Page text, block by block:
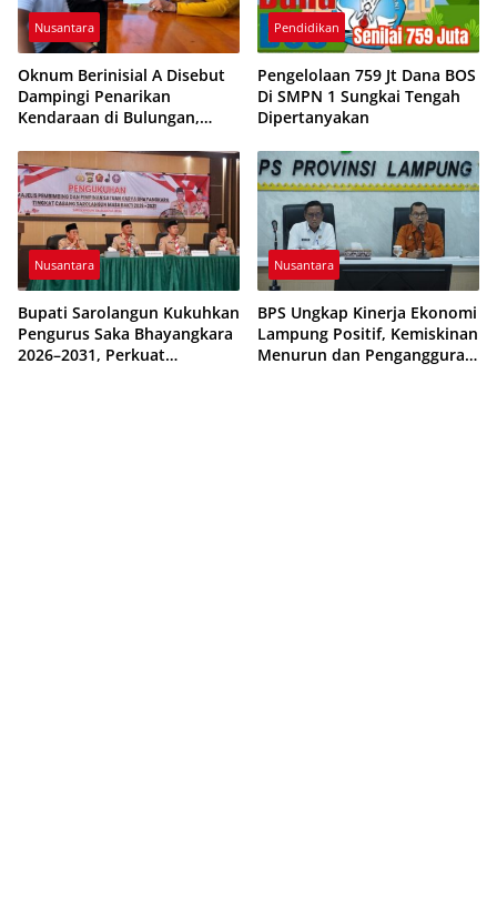
Nusantara
Oknum Berinisial A Disebut
Dampingi Penarikan
Kendaraan di Bulungan,
Pendidikan
Pengelolaan 759 Jt Dana BOS
Di SMPN 1 Sungkai Tengah
Dipertanyakan
Nusantara
Bupati Sarolangun Kukuhkan
Pengurus Saka Bhayangkara
2026–2031, Perkuat
Nusantara
BPS Ungkap Kinerja Ekonomi
Lampung Positif, Kemiskinan
Menurun dan Pengangguran